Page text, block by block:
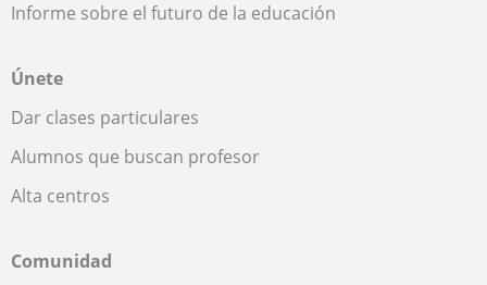
Informe sobre el futuro de la educación
Únete
Dar clases particulares
Alumnos que buscan profesor
Alta centros
Comunidad